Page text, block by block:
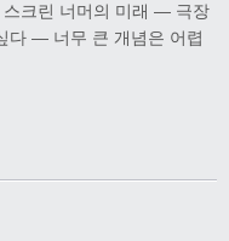
크린 너머의 미래 — 극장
다 — 너무 큰 개념은 어렵